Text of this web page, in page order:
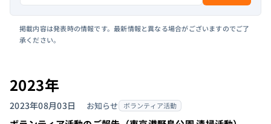
掲載内容は発表時の情報です。最新情報と異なる場合がございますのでご了
承ください。
2023年
2023年08月03日 お知らせ ボランティア活動